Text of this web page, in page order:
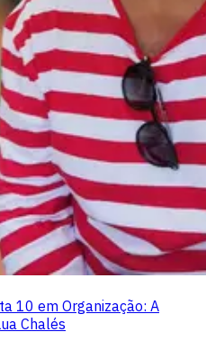
10 em Organização: A
Chalés